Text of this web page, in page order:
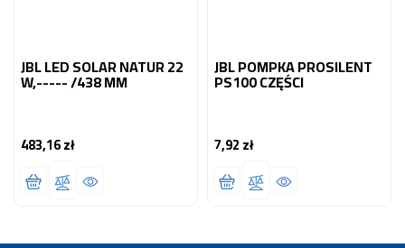
JBL LED SOLAR NATUR 22
W,----- /438 MM
483,16 złCena
JBL POMPKA PROSILENT
PS100 CZĘŚCI
7,92 złCena